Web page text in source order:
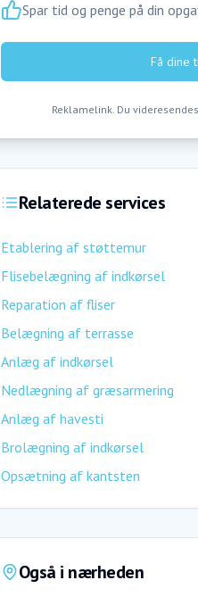
Spar tid og penge på din
Få dine
Reklamelink. Du
Relaterede services
Etablering af støttemur
Flisebelægning af indkørsel
Reparation af fliser
Belægning af terrasse
Anlæg af indkørsel
Nedlægning af græsarmering
Anlæg af havesti
Brolægning af indkørsel
Opsætning af kantsten
Også i nærheden